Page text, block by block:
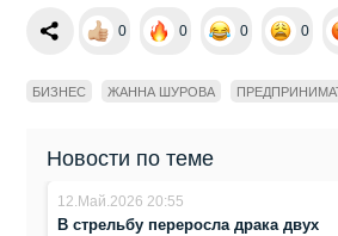
0 0 0 0
БИЗНЕС ЖАННА ШУРОВА
Новости по теме
12.Май.2026 20:55
В стрельбу переросла драка двух